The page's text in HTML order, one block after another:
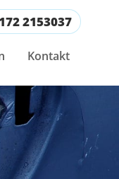
2153037
Kontakt